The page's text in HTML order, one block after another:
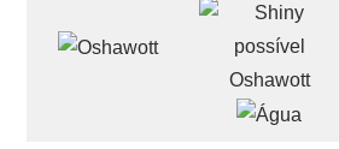
Oshawott